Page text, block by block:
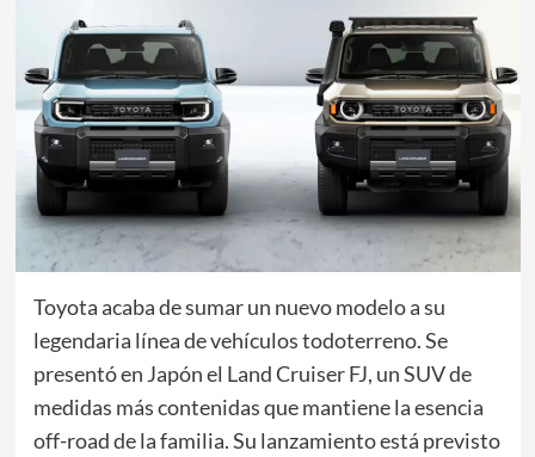
Toyota acaba de sumar un nuevo modelo a su
legendaria línea de vehículos todoterreno. Se
presentó en Japón el Land Cruiser FJ, un SUV de
medidas más contenidas que mantiene la esencia
off-road de la familia. Su lanzamiento está previsto